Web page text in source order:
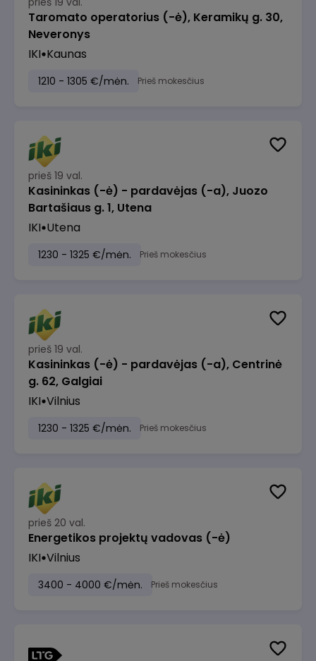
Taromato operatorius (-ė), Keramikų g. 30,
Neveronys
IKI Kaunas
1210 - 1305 €/mėn. Prieš mokesčius
prieš 19 val.
Kasininkas (-ė) - pardavėjas (-a), Juozo
Bartašiaus g. 1, Utena
IKI Utena
1230 - 1325 €/mėn. Prieš mokesčius
prieš 19 val.
Kasininkas (-ė) - pardavėjas (-a), Centrinė
g. 62, Galgiai
IKI Vilnius
1230 - 1325 €/mėn. Prieš mokesčius
prieš 20 val.
Energetikos projektų vadovas (-ė)
IKI Vilnius
3400 - 4000 €/mėn. Prieš mokesčius